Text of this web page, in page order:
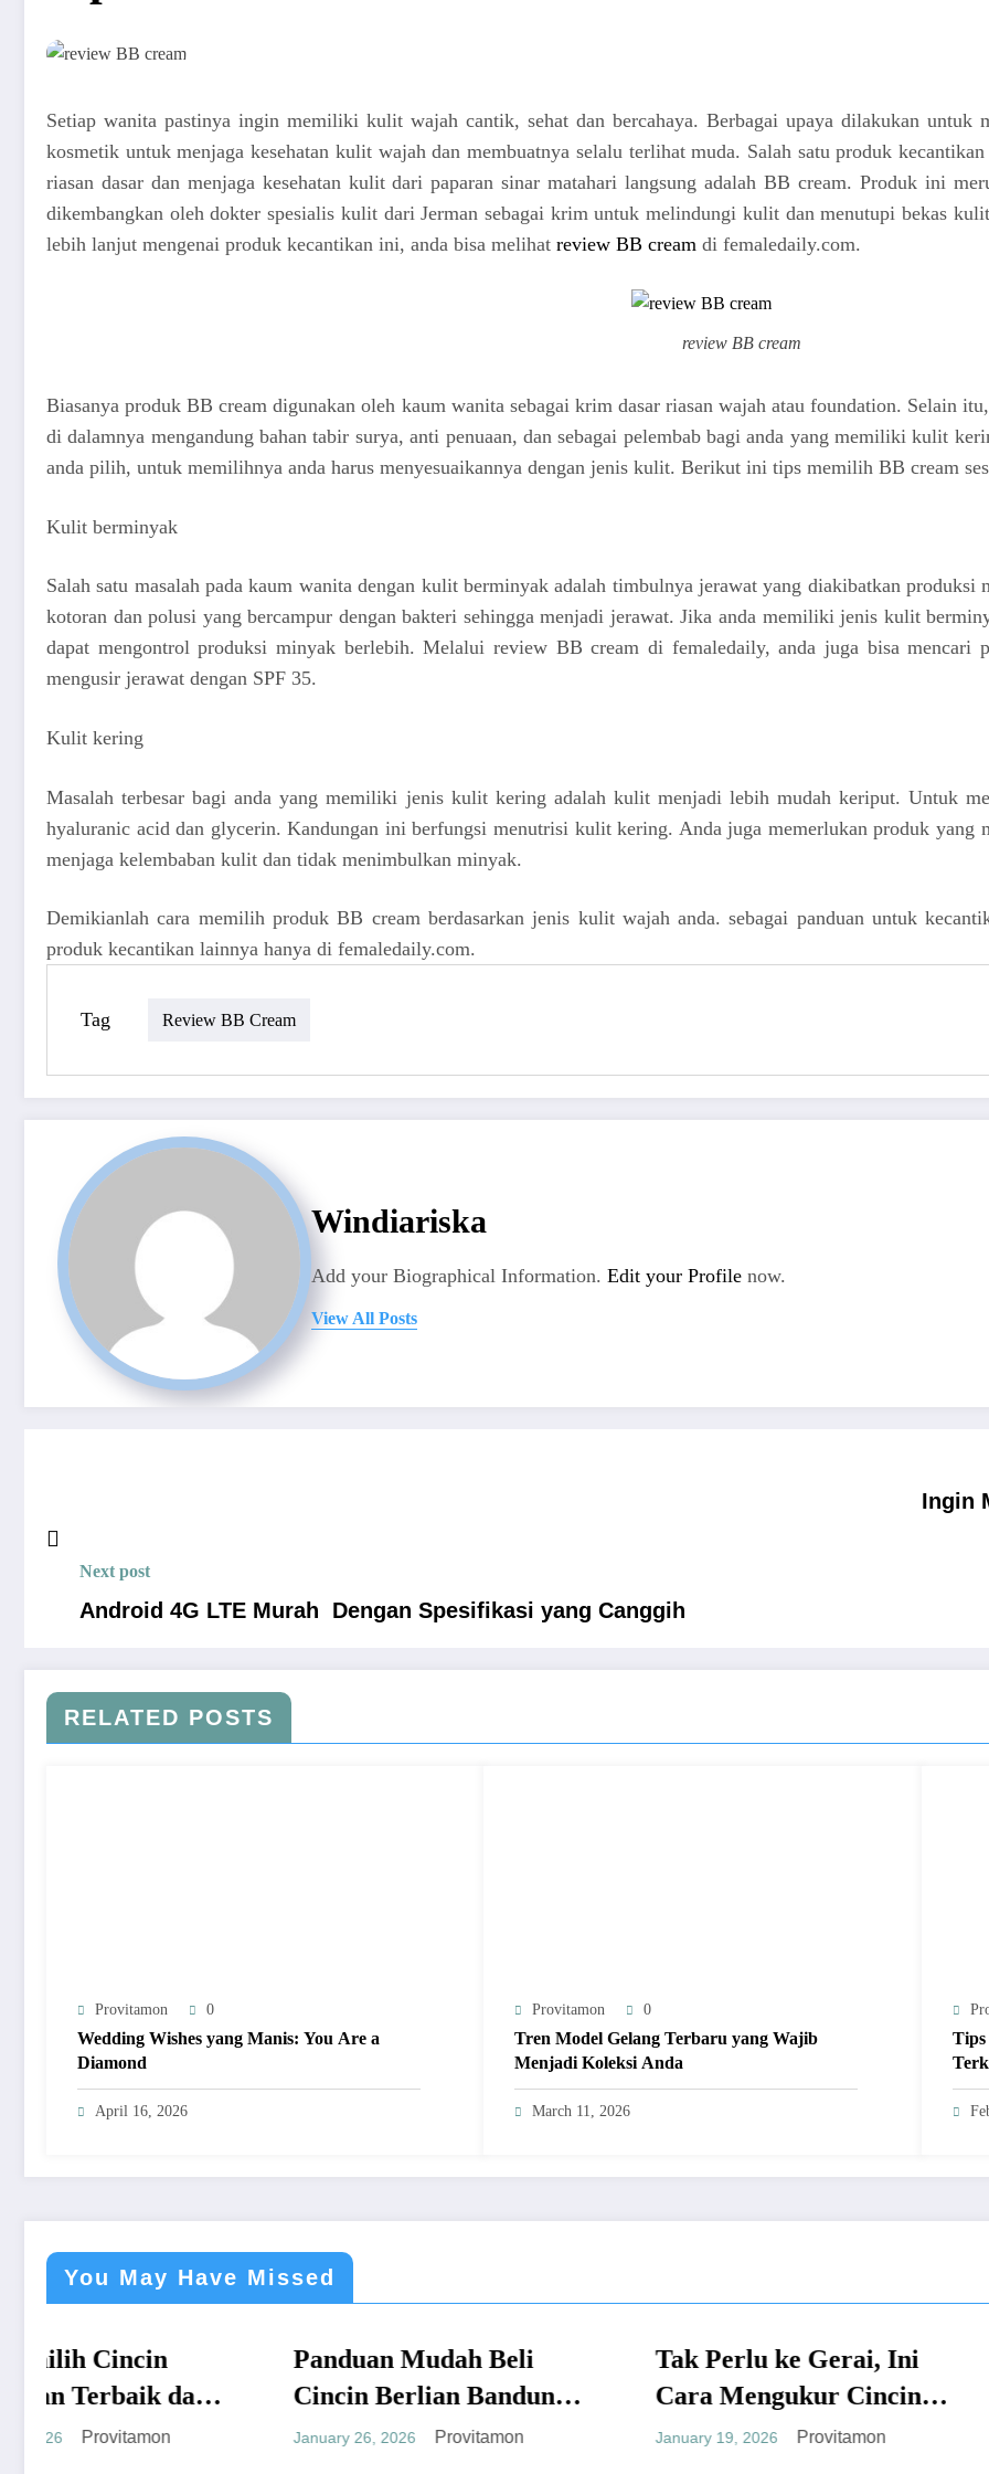
Setiap wanita pastinya ingin memiliki kulit wajah cantik, sehat dan bercahaya. Berbagai upaya dilakukan untuk
kosmetik untuk menjaga kesehatan kulit wajah dan membuatnya selalu terlihat muda. Salah satu produk
riasan dasar dan menjaga kesehatan kulit dari paparan sinar matahari langsung adalah BB cream. Produk ini
dikembangkan oleh dokter spesialis kulit dari Jerman sebagai krim untuk melindungi kulit dan menutupi bekas
lebih lanjut mengenai produk kecantikan ini, anda bisa melihat review BB cream di femaledaily.com.
review BB cream
Biasanya produk BB cream digunakan oleh kaum wanita sebagai krim dasar riasan wajah atau foundation. Selain
di dalamnya mengandung bahan tabir surya, anti penuaan, dan sebagai pelembab bagi anda yang memiliki kulit
anda pilih, untuk memilihnya anda harus menyesuaikannya dengan jenis kulit. Berikut ini tips memilih BB cream
Kulit berminyak
Salah satu masalah pada kaum wanita dengan kulit berminyak adalah timbulnya jerawat yang diakibatkan
kotoran dan polusi yang bercampur dengan bakteri sehingga menjadi jerawat. Jika anda memiliki jenis kulit
dapat mengontrol produksi minyak berlebih. Melalui review BB cream di femaledaily, anda juga bisa mencari
mengusir jerawat dengan SPF 35.
Kulit kering
Masalah terbesar bagi anda yang memiliki jenis kulit kering adalah kulit menjadi lebih mudah keriput. Untuk
hyaluranic acid dan glycerin. Kandungan ini berfungsi menutrisi kulit kering. Anda juga memerlukan produk yang
menjaga kelembaban kulit dan tidak menimbulkan minyak.
Demikianlah cara memilih produk BB cream berdasarkan jenis kulit wajah anda. sebagai panduan untuk
produk kecantikan lainnya hanya di femaledaily.com.
Tag Review BB Cream
Windiariska
Add your Biographical Information. Edit your Profile now.
View All Posts
Ingin
Next post
Android 4G LTE Murah Dengan Spesifikasi yang Canggih
RELATED POSTS
Provitamon 0
Wedding Wishes yang Manis: You Are a
Diamond
April 16, 2026
Provitamon 0
Tren Model Gelang Terbaru yang Wajib
Menjadi Koleksi Anda
March 11, 2026
You May Have Missed
UMUM
Panduan Mudah Beli
Cincin Berlian Bandung
yang Menguntungkan
January 26, 2026 Provitamon
UMUM
Tak Perlu ke Gerai, Ini
Cara Mengukur Cincin
Sendiri yang Akurat
January 19, 2026 Provitamon
UMUM
Kesalahan
Memilih